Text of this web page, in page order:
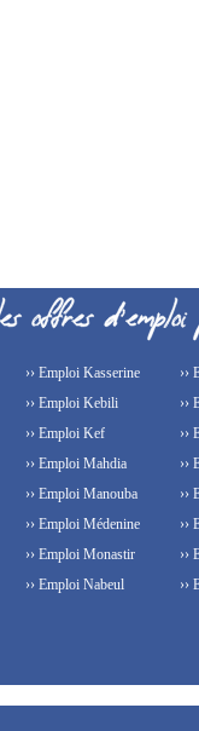
›› Emploi Kasserine
›› Emploi Kebili
›› Emploi Kef
›› Emploi Mahdia
›› Emploi Manouba
›› Emploi Médenine
›› Emploi Monastir
›› Emploi Nabeul
››
››
››
››
››
››
››
››